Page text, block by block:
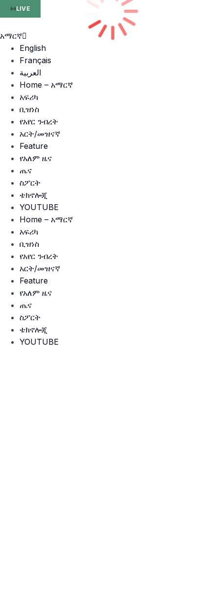
LIVE
አማርኛ
English
Français
العربية
Home – አማርኛ
አፍሪካ
ቢዝነስ
የአየር ንብረት
አርት/መዝናኛ
Feature
የአለም ዜና
ጤና
ስፖርት
ቴክኖሎጂ
YOUTUBE
Home – አማርኛ
አፍሪካ
ቢዝነስ
የአየር ንብረት
አርት/መዝናኛ
Feature
የአለም ዜና
ጤና
ስፖርት
ቴክኖሎጂ
YOUTUBE